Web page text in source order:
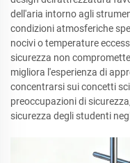
dell'aria intorno agli
condizioni atmosferiche
nocivi o temperature
sicurezza non
migliora l'esperienza di
concentrarsi sui concetti
preoccupazioni di
sicurezza degli studenti